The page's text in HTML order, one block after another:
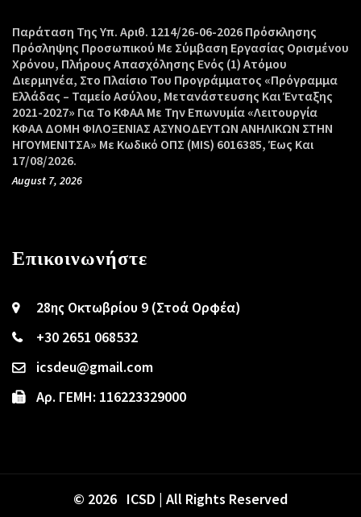
Παράταση Της Υπ. Αριθ. 1214/26-06-2026 Πρόσκλησης
Πρόσληψης Προσωπικού Με Σύμβαση Εργασίας Ορισμένου
Χρόνου, Πλήρους Απασχόλησης Ενός (1) Ατόμου
Διερμηνέα, Στο Πλαίσιο Του Προγράμματος «Πρόγραμμα
Ελλάδας – Ταμείο Ασύλου, Μετανάστευσης Και Ένταξης
2021-2027» Για Το ΚΦΑΑ Με Την Επωνυμία «Λειτουργία
ΚΦΑΑ ΔΟΜΗ ΦΙΛΟΞΕΝΙΑΣ ΑΣΥΝΟΔΕΥΤΩΝ ΑΝΗΛΙΚΩΝ ΣΤΗΝ
ΗΓΟΥΜΕΝΙΤΣΑ» Με Κωδικό ΟΠΣ (MIS) 6016385, Έως Και
17/08/2026.
August 7, 2026
Επικοινωνήστε
28ης Οκτωβρίου 9 (Στοά Ορφέα)
+30 2651 068532
icsdeu@gmail.com
Αρ. ΓΕΜΗ: 116223329000
© 2026 ICSD | All Rights Reserved